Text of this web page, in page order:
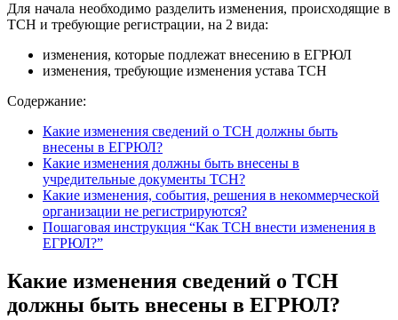
Для начала необходимо разделить изменения, происходящие в
ТСН и требующие регистрации, на 2 вида:
изменения, которые подлежат внесению в ЕГРЮЛ
изменения, требующие изменения устава ТСН
Содержание:
Какие изменения сведений о ТСН должны быть
внесены в ЕГРЮЛ?
Какие изменения должны быть внесены в
учредительные документы ТСН?
Какие изменения, события, решения в некоммерческой
организации не регистрируются?
Пошаговая инструкция “Как ТСН внести изменения в
ЕГРЮЛ?”
Какие изменения сведений о ТСН
должны быть внесены в ЕГРЮЛ?